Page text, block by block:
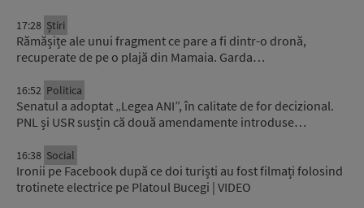
17:28 Știri
Rămășițe ale unui fragment ce pare a fi dintr-o dronă,
recuperate de pe o plajă din Mamaia. Garda…
16:52 Politica
Senatul a adoptat „Legea ANI”, în calitate de for decizional.
PNL și USR susțin că două amendamente introduse…
16:38 Social
Ironii pe Facebook după ce doi turiști au fost filmați folosind
trotinete electrice pe Platoul Bucegi | VIDEO